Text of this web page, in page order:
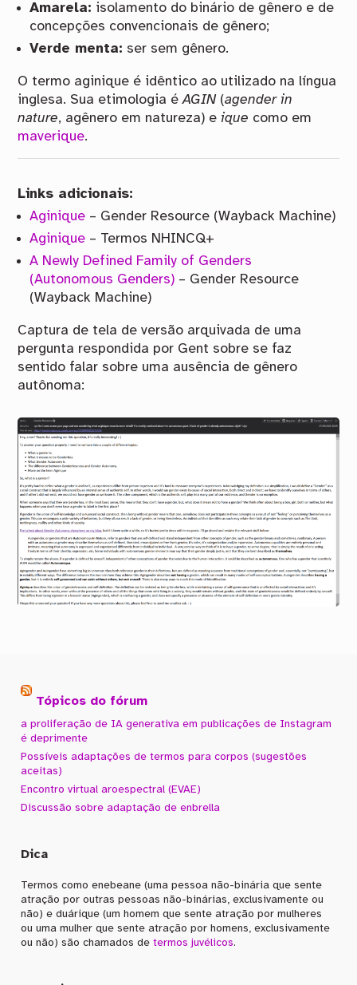
Amarela: isolamento do binário de gênero e de
concepções convencionais de gênero;
Verde menta: ser sem gênero.
O termo aginique é idêntico ao utilizado na língua
inglesa. Sua etimologia éAGIN(agender in
nature, agênero em natureza) e ique como em
maverique.
Links adicionais:
Aginique – Gender Resource (Wayback Machine)
Aginique – Termos NHINCQ+
A Newly Defined Family of Genders
(Autonomous Genders) – Gender Resource
(Wayback Machine)
Captura de tela de versão arquivada de uma
pergunta respondida por Gent sobre se faz
sentido falar sobre uma ausência de gênero
autônoma:
Tópicos do fórum
a proliferação de IA generativa em publicações de Instagram
é deprimente
Possíveis adaptações de termos para corpos (sugestões
aceitas)
Encontro virtual aroespectral (EVAE)
Discussão sobre adaptação de enbrella
Dica
Termos como enebeane (uma pessoa não-binária que sente
atração por outras pessoas não-binárias, exclusivamente ou
não) e duárique (um homem que sente atração por mulheres
ou uma mulher que sente atração por homens, exclusivamente
ou não) são chamados determos juvélicos.